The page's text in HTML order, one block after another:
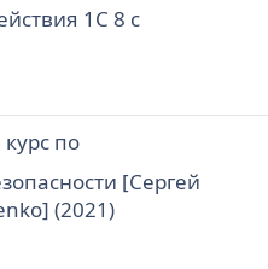
1С 8 с
по
[Сергей
(2021)